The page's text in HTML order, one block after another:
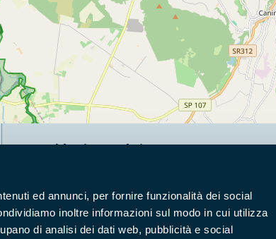
ed annunci, per fornire funzionalità dei social
inoltre informazioni sul modo in cui utilizza
di analisi dei dati web, pubblicità e social
Naviga nel sito
Enti di gestione
Natura
Storie
Foto e Video